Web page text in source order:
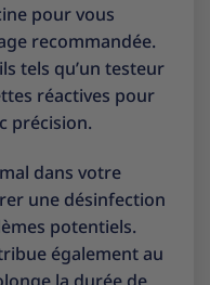
pour vous
recommandée.
tels qu’un testeur
réactives pour
précision.
dans votre
une désinfection
potentiels.
également au
la durée de